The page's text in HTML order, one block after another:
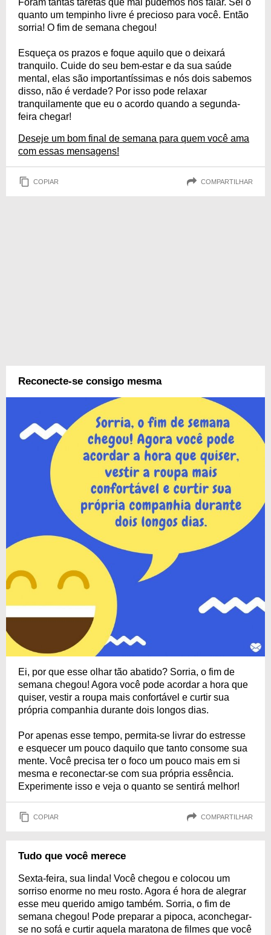
Foram tantas tarefas que mal pudemos nos falar. Sei o
quanto um tempinho livre é precioso para você. Então
sorria! O fim de semana chegou!
Esqueça os prazos e foque aquilo que o deixará
tranquilo. Cuide do seu bem-estar e da sua saúde
mental, elas são importantíssimas e nós dois sabemos
disso, não é verdade? Por isso pode relaxar
tranquilamente que eu o acordo quando a segunda-
feira chegar!
Deseje um bom final de semana para quem você ama
com essas mensagens!
COPIAR COMPARTILHAR
Reconecte-se consigo mesma
Ei, por que esse olhar tão abatido? Sorria, o fim de
semana chegou! Agora você pode acordar a hora que
quiser, vestir a roupa mais confortável e curtir sua
própria companhia durante dois longos dias.
Por apenas esse tempo, permita-se livrar do estresse
e esquecer um pouco daquilo que tanto consome sua
mente. Você precisa ter o foco um pouco mais em si
mesma e reconectar-se com sua própria essência.
Experimente isso e veja o quanto se sentirá melhor!
COPIAR COMPARTILHAR
Tudo que você merece
Sexta-feira, sua linda! Você chegou e colocou um
sorriso enorme no meu rosto. Agora é hora de alegrar
esse meu querido amigo também. Sorria, o fim de
semana chegou! Pode preparar a pipoca, aconchegar-
se no sofá e curtir aquela maratona de filmes que você